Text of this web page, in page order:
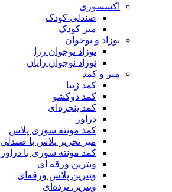
اکسسوری
صندلی کودک
میز کودک
نوزاد و نوجوان
نوزاد نوجوان رزا
نوزاد نوجوان رایان
میز و کمد
کمد ژینا
کمد دوکشو
کمد پنجره‌ای
دراور
کمد مونته سوری پلاس
میز تحریر پلاس با صندلی
کمد مونته سوری با دراور
ویترین ورقه ای
ویترین پلاس ورقه‌ای
ویترین نرده‌ای